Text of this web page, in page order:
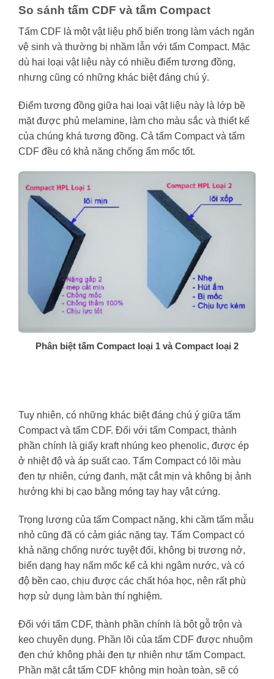
So sánh tấm CDF và tấm Compact
Tấm CDF là một vật liệu phổ biến trong làm vách ngăn
vệ sinh và thường bị nhầm lẫn với tấm Compact. Mặc
dù hai loại vật liệu này có nhiều điểm tương đồng,
nhưng cũng có những khác biệt đáng chú ý.
Điểm tương đồng giữa hai loại vật liệu này là lớp bề
mặt được phủ melamine, làm cho màu sắc và thiết kế
của chúng khá tương đồng. Cả tấm Compact và tấm
CDF đều có khả năng chống ẩm mốc tốt.
Phân biệt tấm Compact loại 1 và Compact loại 2
Tuy nhiên, có những khác biệt đáng chú ý giữa tấm
Compact và tấm CDF. Đối với tấm Compact, thành
phần chính là giấy kraft nhúng keo phenolic, được ép
ở nhiệt độ và áp suất cao. Tấm Compact có lõi màu
đen tự nhiên, cứng đanh, mặt cắt mịn và không bị ảnh
hưởng khi bị cạo bằng móng tay hay vật cứng.
Trọng lượng của tấm Compact nặng, khi cầm tấm mẫu
nhỏ cũng đã có cảm giác nặng tay. Tấm Compact có
khả năng chống nước tuyệt đối, không bị trương nở,
biến dạng hay nấm mốc kể cả khi ngâm nước, và có
độ bền cao, chịu được các chất hóa học, nên rất phù
hợp sử dụng làm bàn thí nghiệm.
Đối với tấm CDF, thành phần chính là bột gỗ trộn và
keo chuyên dụng. Phần lõi của tấm CDF được nhuộm
đen chứ không phải đen tự nhiên như tấm Compact.
Phần mặt cắt tấm CDF không mịn hoàn toàn, sẽ có